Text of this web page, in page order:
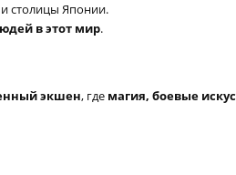
столицы Японии.
в этот мир.
экшен, где магия, боевые